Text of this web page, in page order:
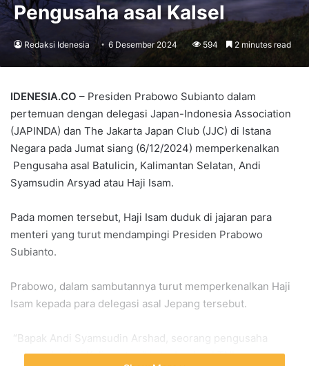
Pengusaha asal Kalsel
Redaksi Idenesia 6 Desember 2024 594 2 minutes read
IDENESIA.CO – Presiden Prabowo Subianto dalam
pertemuan dengan delegasi Japan-Indonesia Association
(JAPINDA) dan The Jakarta Japan Club (JJC) di Istana
Negara pada Jumat siang (6/12/2024) memperkenalkan
Pengusaha asal Batulicin, Kalimantan Selatan, Andi
Syamsudin Arsyad atau Haji Isam.
Pada momen tersebut, Haji Isam duduk di jajaran para
menteri yang turut mendampingi Presiden Prabowo
Subianto.
Prabowo, dalam sambutannya turut memperkenalkan Haji
Isam kepada para delegasi asal Jepang tersebut.
“Bapak Andi Syamsudin Arshad, seorang pengusaha
terkemuka dari Kalimantan,” kata Jenderal TNI